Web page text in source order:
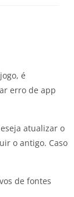
é
erro de app
atualizar o
o antigo. Caso
de fontes